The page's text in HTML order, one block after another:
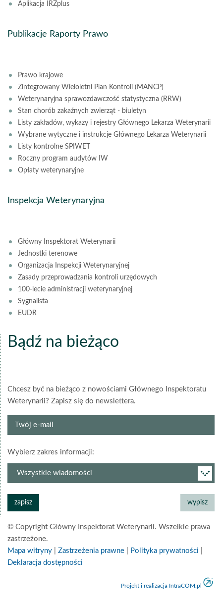
Aplikacja IRZplus
Publikacje Raporty Prawo
Prawo krajowe
Zintegrowany Wieloletni Plan Kontroli (MANCP)
Weterynaryjna sprawozdawczość statystyczna (RRW)
Stan chorób zakaźnych zwierząt - biuletyn
Listy zakładów, wykazy i rejestry Głównego Lekarza Weterynarii
Wybrane wytyczne i instrukcje Głównego Lekarza Weterynarii
Listy kontrolne SPIWET
Roczny program audytów IW
Opłaty weterynaryjne
Inspekcja Weterynaryjna
Główny Inspektorat Weterynarii
Jednostki terenowe
Organizacja Inspekcji Weterynaryjnej
Zasady przeprowadzania kontroli urzędowych
100-lecie administracji weterynaryjnej
Sygnalista
EUDR
Bądź na bieżąco
Chcesz być na bieżąco z nowościami Głównego Inspektoratu
Weterynarii? Zapisz się do newslettera.
Twój
Wybierz zakres informacji:
newslettera
© Copyright Główny Inspektorat Weterynarii. Wszelkie prawa
zastrzeżone.
Mapa witryny
Zastrzeżenia prawne Polityka prywatności
Deklaracja dostępności
Projekt i realizacja IntraCOM.pl